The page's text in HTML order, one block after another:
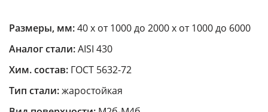
Размеры, мм:40 х от 1000 до 2000 х от 1000 до 6000
Аналог стали:AISI 430
Хим. состав: ГОСТ 5632-72
Тип стали:жаростойкая